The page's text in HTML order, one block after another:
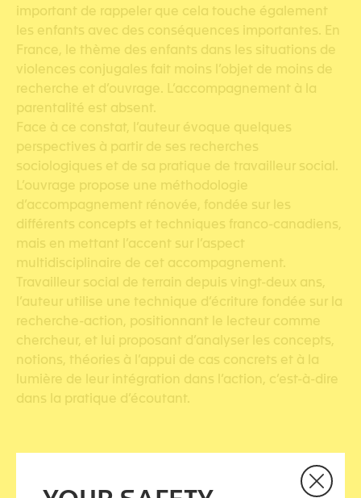
important de rappeler que cela touche également
les enfants avec des conséquences importantes. En
France, le thème des enfants dans les situations de
violences conjugales fait moins l’objet de moins de
recherche et d’ouvrage. L’accompagnement à la
parentalité est absent.
Face à ce constat, l’auteur évoque quelques
perspectives à partir de ses recherches
sociologiques et de sa pratique de travailleur social.
L’ouvrage propose une méthodologie
d’accompagnement rénovée, fondée sur les
différents concepts et techniques franco-canadiens,
mais en mettant l’accent sur l’aspect
multidisciplinaire de cet accompagnement.
Travailleur social de terrain depuis vingt-deux ans,
l’auteur utilise une technique d’écriture fondée sur la
recherche-action, positionnant le lecteur comme
chercheur, et lui proposant d’analyser les concepts,
notions, théories à l’appui de cas concrets et à la
lumière de leur intégration dans l’action, c’est-à-dire
dans la pratique d’écoutant.
Cédric Bienfait est travailleur social depuis 22 ans. Il